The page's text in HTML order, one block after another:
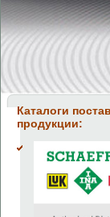
Каталоги
продукции: